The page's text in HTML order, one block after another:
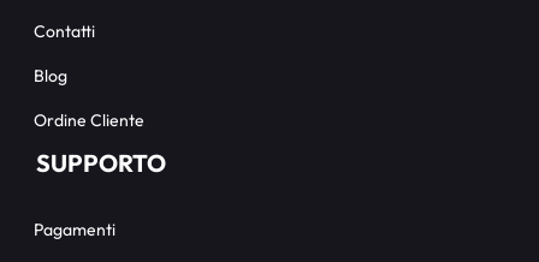
Contatti
Blog
Ordine Cliente
SUPPORTO
Pagamenti